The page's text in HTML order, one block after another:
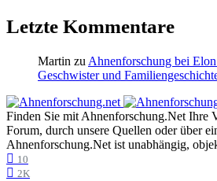
Letzte Kommentare
Martin zu Ahnenforschung bei
Geschwister und
Finden Sie mit Ahnenforschung.Net Ihre
Forum, durch unsere Quellen oder über
Ahnenforschung.Net ist unabhängig,
10
2K